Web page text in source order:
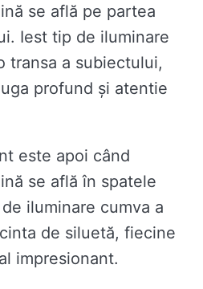
se află pe partea
Iest tip de iluminare
transa a subiectului,
profund și atentie
este apoi când
se află în spatele
iluminare cumva a
de siluetă, fiecine
impresionant.